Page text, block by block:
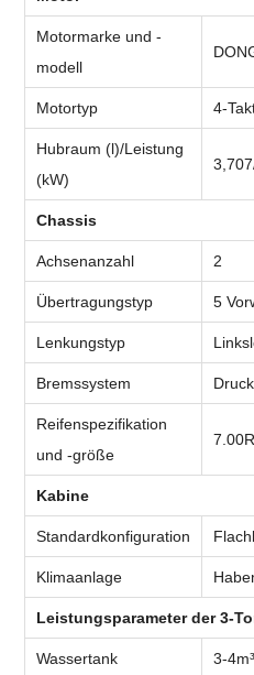
Motormarke und -
modell
Motortyp 4-
Hubraum (l)/Leistung
(kW)
Chassis
Achsenanzahl 2
Übertragungstyp 5
Lenkungstyp
Bremssystem
Reifenspezifikation
und -größe
Kabine
Standardkonfiguration
Klimaanlage
Leistungsparameter der 3-
Wassertank 3-